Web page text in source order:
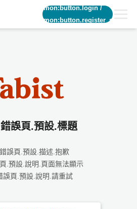
common:button.login/
common:button.register_short
誤頁.預設.標題
誤頁.預設.描述.抱歉
.預設.說明.頁面無法顯示
誤頁.預設.說明.請重試